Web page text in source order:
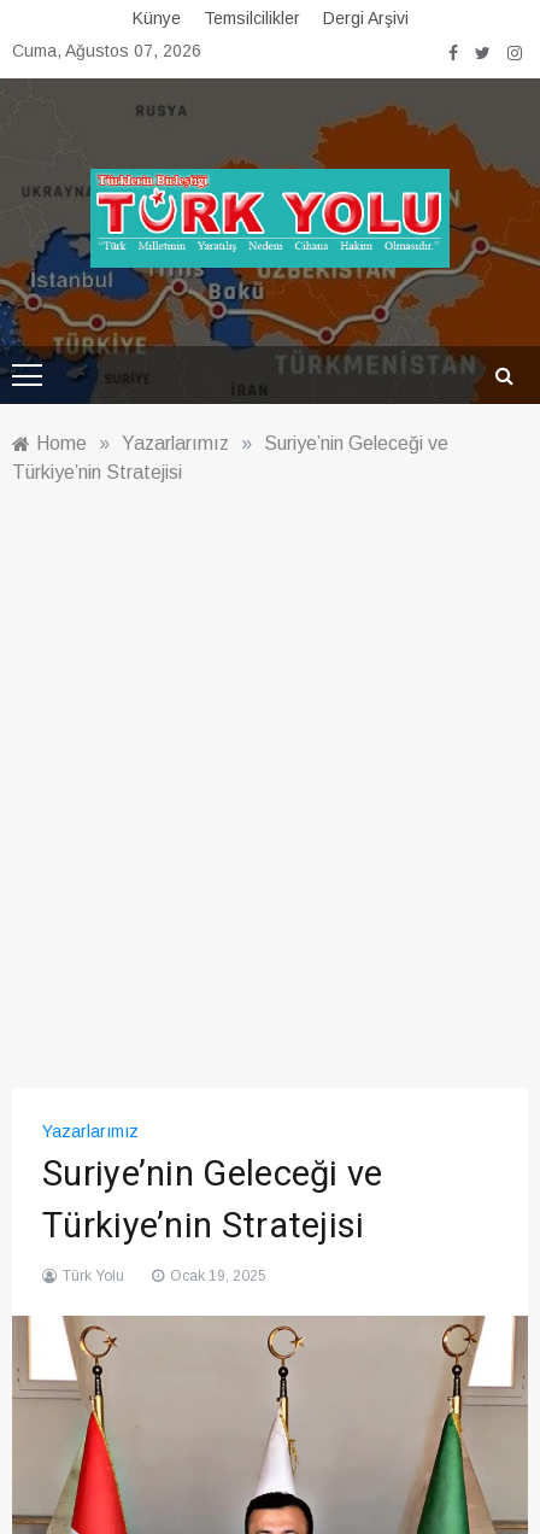
to
Künye Temsilcilikler
Dergi Arşivi
Cuma, Ağustos 07, 2026
Türk Yolu Dergisi
Home » Yazarlarımız »
Suriye’nin Geleceği ve
Türkiye’nin Stratejisi
Yazarlarımız
Suriye’nin Geleceği ve
Türkiye’nin Stratejisi
Türk Yolu Ocak 19, 2025